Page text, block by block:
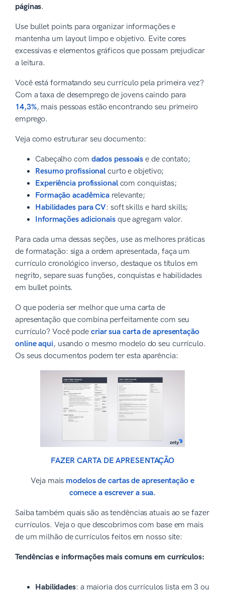
páginas.
Use bullet points para organizar informações e
mantenha um layout limpo e objetivo. Evite cores
excessivas e elementos gráficos que possam prejudicar
a leitura.
Você está formatando seu currículo pela primeira vez?
Com a taxa de desemprego de jovens caindo para
14,3%, mais pessoas estão encontrando seu primeiro
emprego.
Veja como estruturar seu documento:
Cabeçalho com dados pessoais e de contato;
Resumo profissional curto e objetivo;
Experiência profissionalcom conquistas;
Formação acadêmica relevante;
Habilidades para CV: soft skills e hard skills;
Informações adicionaisque agregam valor.
Para cada uma dessas seções, use as melhores práticas
de formatação: siga a ordem apresentada, faça um
currículo cronológico inverso, destaque os títulos em
negrito, separe suas funções, conquistas e habilidades
em bullet points.
O que poderia ser melhor que uma carta de
apresentação que combina perfeitamente com seu
currículo? Você pode criar sua carta de apresentação
online aqui, usando o mesmo modelo do seu currículo.
Os seus documentos podem ter esta aparência:
FAZER CARTA DE APRESENTAÇÃO
Veja mais modelos de cartas de apresentação e
comece a escrever a sua.
Saiba também quais são as tendências atuais ao se fazer
currículos. Veja o que descobrimos com base em mais
de um milhão de currículos feitos em nosso site:
Tendências e informações mais comuns em currículos:
Habilidades: a maioria dos currículos lista em 3 ou